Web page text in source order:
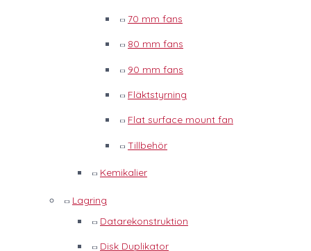
70 mm fans
80 mm fans
90 mm fans
Fläktstyrning
Flat surface mount fan
Tillbehör
Kemikalier
Lagring
Datarekonstruktion
Disk Duplikator